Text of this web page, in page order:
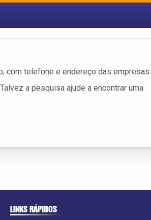
com telefone e endereço das empresas.
a pesquisa ajude a encontrar uma
LINKS RÁPIDOS